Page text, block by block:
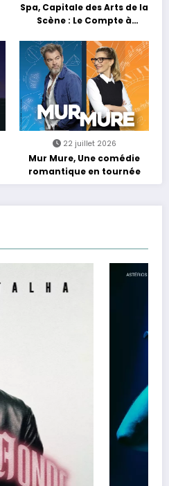
Spa, Capitale des Arts de la
Scène : Le Compte à
22 juillet 2026
Mur Mure, Une comédie
romantique en tournée